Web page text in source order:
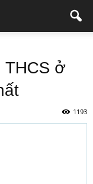
THCS ở
1193